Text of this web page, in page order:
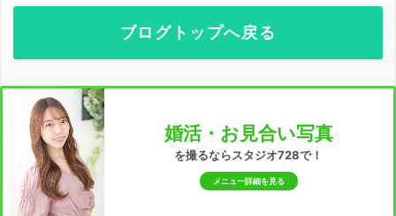
ブログトップへ戻る
婚活・お見合い写真
を撮るならスタジオ728で！
メニュー詳細を見る